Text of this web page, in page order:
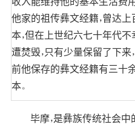
他家的祖传彝文经籍，曾达上
本，但在上世纪六七十年代不
遭焚毁，只有少量保留了下来
前他保存的彝文经籍有三十
本。
毕摩，是彝族传统社会中